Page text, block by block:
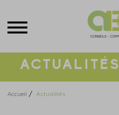
ACTUALITÉS
Accueil / Actualités